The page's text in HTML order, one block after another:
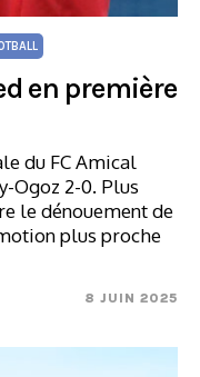
en première
du FC Amical
Ogoz 2-0. Plus
le dénouement de
plus proche
8 JUIN 2025